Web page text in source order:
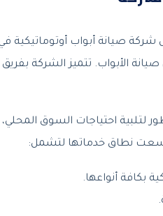
صيانة أبواب
الأبواب. تتميز الشركة
لتلبية احتياجات السوق
نطاق خدماتها لتشمل:
بكافة أنواعها.